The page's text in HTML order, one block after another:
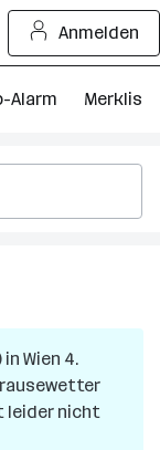
Anmelden
Alarm Merkliste
in Wien 4.
leider nicht